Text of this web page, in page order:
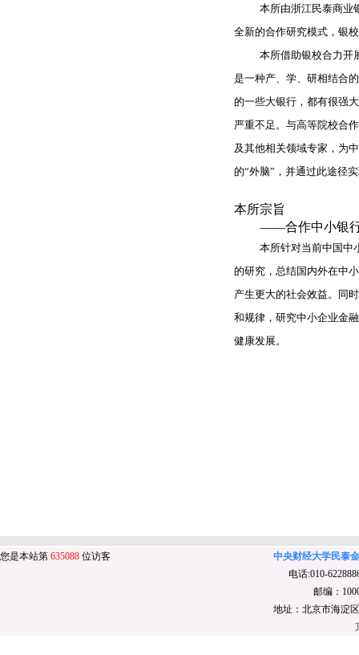
本所由浙江民泰商业
全新的合作研究模式，银
本所借助银校合力开
是一种产、学、研相结合
的一些大银行，都有很强
严重不足。与高等院校合
及其他相关领域专家，为
的“外脑” ，并通过此途径
本所宗旨
——合作中小银
本所针对当前中国中
的研究，总结国内外在中
产生更大的社会效益。同
和规律，研究中小企业金
健康发展。
您是本站第 635088 位访客
中央财经大学民泰
电话:010-
邮编：
地址：北京市海淀